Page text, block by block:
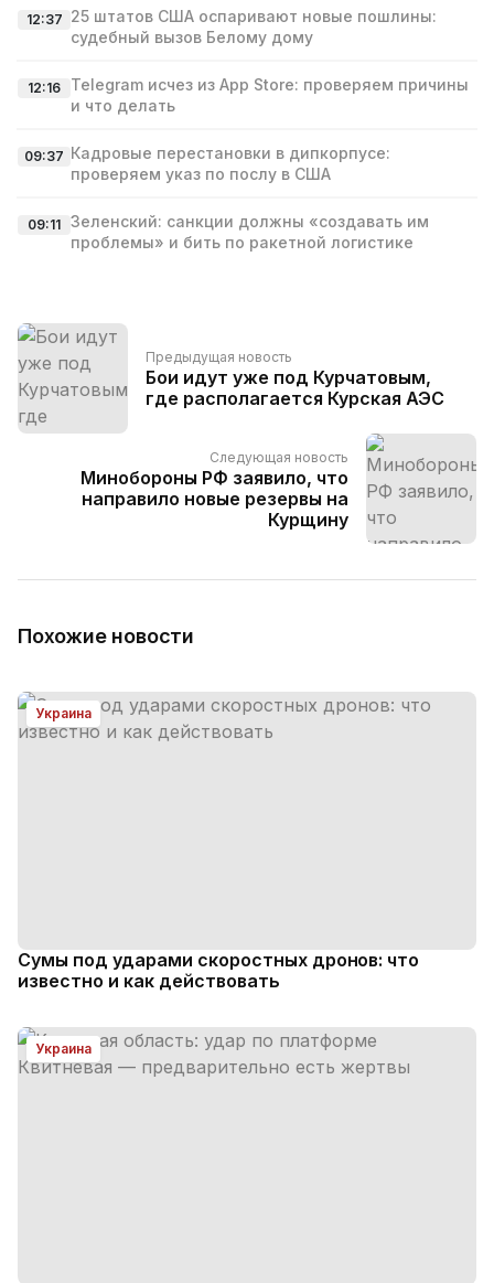
12:37 25 штатов США оспаривают новые пошлины:
судебный вызов Белому дому
12:16
Telegram исчез из App Store: проверяем причины
и что делать
09:37 Кадровые перестановки в дипкорпусе:
проверяем указ по послу в США
09:11 Зеленский: санкции должны «создавать им
проблемы» и бить по ракетной логистике
Предыдущая новость
Бои идут уже под Курчатовым,
где располагается Курская АЭС
Следующая новость
Минобороны РФ заявило, что
направило новые резервы на
Курщину
Похожие новости
Украина
Сумы под ударами скоростных дронов: что
известно и как действовать
Украина